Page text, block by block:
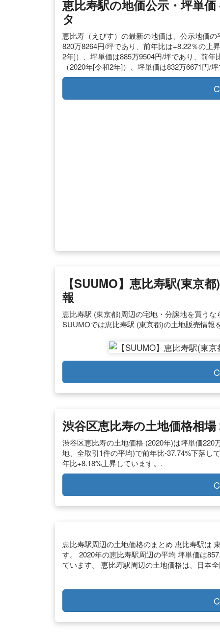
恵比寿駅の地価公示・坪単
タ
恵比寿（えびす）の最新の地価は、公示地価
820万8264円/坪であり、前年比は+8.22％の上
2年]）、坪単価は885万9504円/坪であり、前
（2020年[令和2年]）、坪単価は832万6671円
【SUUMO】恵比寿駅(東京
報
恵比寿駅 (東京都)周辺の宅地・分譲地を買う
SUUMOでは恵比寿駅 (東京都)の土地販売情報
渋谷区恵比寿の土地価格相
渋谷区恵比寿の土地価格 (2020年)は坪単価
地、全取引1件の平均)で前年比-37.74%下落し
年比+8.18%上昇しています。.
恵比寿駅周辺の土地価格のまとめ 恵比寿駅は
す。 2020年の恵比寿駅周辺の平均 坪単価は
ています。 恵比寿駅周辺の土地価格は、日本